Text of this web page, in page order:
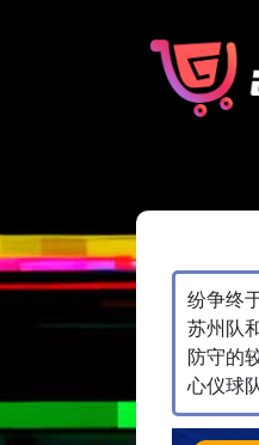
纷争终
苏州队
防守的
心仪球